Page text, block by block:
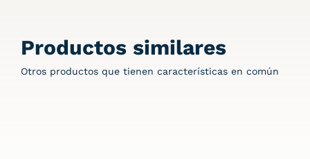
Productos similares
Otros productos que tienen características en común